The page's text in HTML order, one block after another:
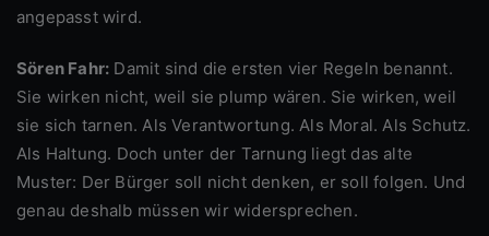
angepasst wird.
Sören Fahr: Damit sind die ersten vier Regeln benannt.
Sie wirken nicht, weil sie plump wären. Sie wirken, weil
sie sich tarnen. Als Verantwortung. Als Moral. Als Schutz.
Als Haltung. Doch unter der Tarnung liegt das alte
Muster: Der Bürger soll nicht denken, er soll folgen. Und
genau deshalb müssen wir widersprechen.